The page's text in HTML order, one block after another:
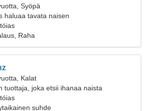
Syöpä
haluaa tavata naisen
Raha
Kalat
tuottaja, joka etsii ihanaa naista
suhde